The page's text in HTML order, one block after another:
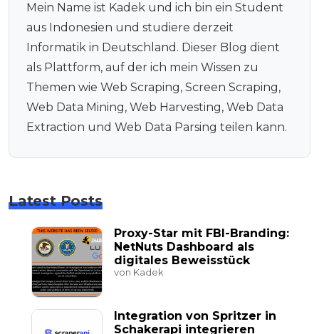
Mein Name ist Kadek und ich bin ein Student
aus Indonesien und studiere derzeit
Informatik in Deutschland. Dieser Blog dient
als Plattform, auf der ich mein Wissen zu
Themen wie Web Scraping, Screen Scraping,
Web Data Mining, Web Harvesting, Web Data
Extraction und Web Data Parsing teilen kann.
Latest Posts
Proxy-Star mit FBI-Branding:
NetNuts Dashboard als
digitales Beweisstück
von Kadek
Integration von Spritzer in
Schakerapi integrieren